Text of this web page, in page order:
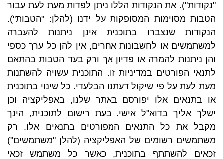
"נקודות"). את הנקודות הללו ניתן לפדות מעת לעת עבור
הטבות מסוימות המסופקות על ידנו (להלן: "הטבות").
הנקודות שנצברו בתוכנית אינן ניתנות להעברה
למשתמשים או לחשבונות אחרים, אין להן כל ערך כספי
והן ניתנות להמרה או פדיון אך ורק בעד הטבות בהתאם
לתנאי הפורטים במדיניות זו. התוכנית עשויה להשתנות
מעת לעת על פי שיקול דעתנו הבלעדי. כל שינוי בתוכנית
או בתנאים אלו יפורסם באתר שלנו, באפליקציה וכן
ישלך אליך בדוא"ל אישי. בעת רישום לתוכנית, הינך
מקבל את כל התנאים המפורטים בתנאים אלו. רק
משתמשים רשומים של האפליקציה (להלן "משתמשים")
זכאים להשתתף בתוכנית, כאשר כל משתמש זכאי